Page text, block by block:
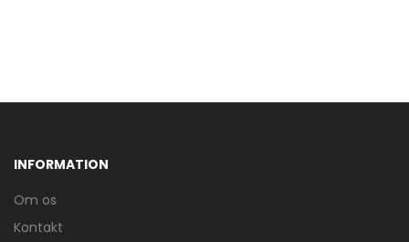
INFORMATION
Om os
Kontakt